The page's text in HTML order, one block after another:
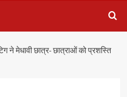
ने मेधावी छात्र- छात्राओं को प्रशस्ति